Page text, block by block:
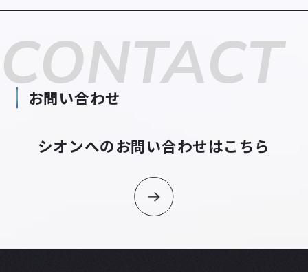
CONTACT
お問い合わせ
シオンへのお問い合わせはこちら